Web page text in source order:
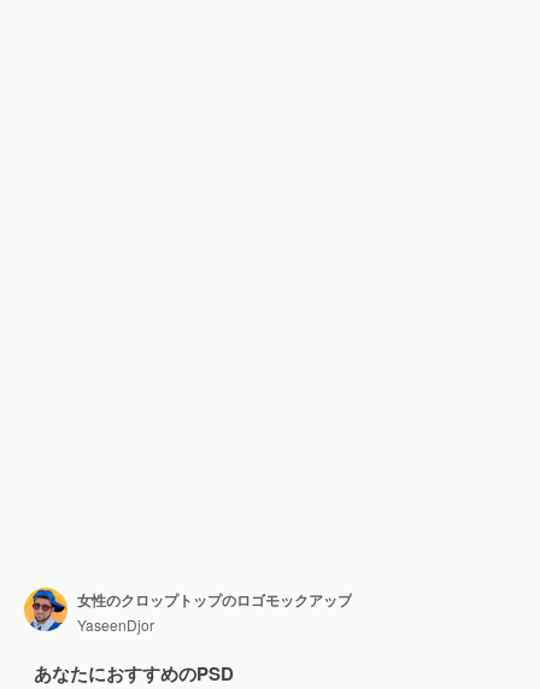
女性のクロップトップのロゴモックアップ
YaseenDjor
あなたにおすすめのPSD